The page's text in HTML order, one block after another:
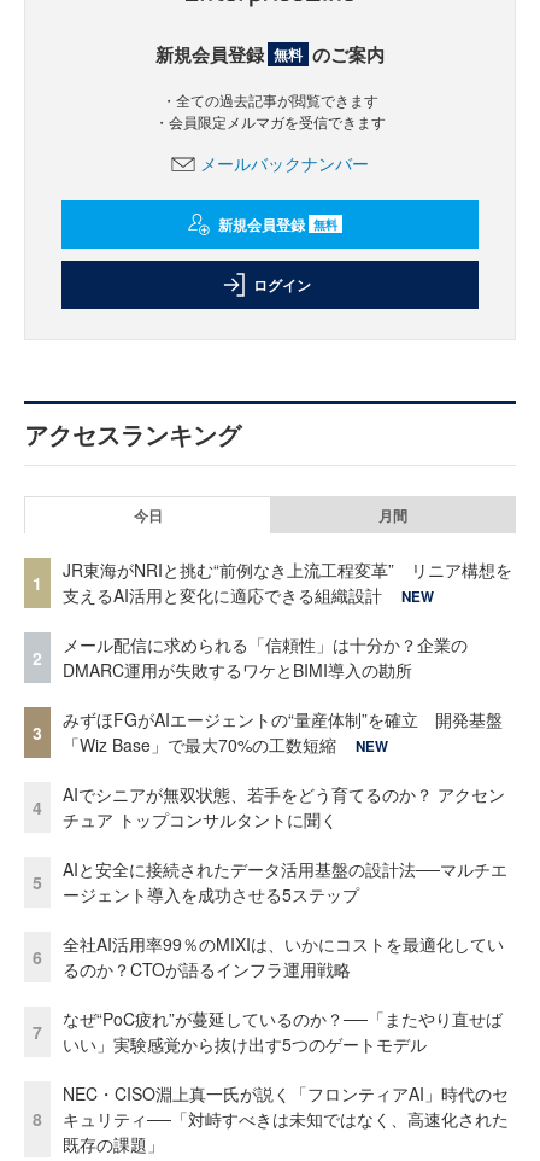
新規会員登録 無料 のご案内
・全ての過去記事が閲覧できます
・会員限定メルマガを受信できます
メールバックナンバー
新規会員登録 無料
ログイン
アクセスランキング
今日 月間
1
JR東海がNRIと挑む“前例なき上流工程変革” リニア構想を
支えるAI活用と変化に適応できる組織設計
NEW
2
メール配信に求められる「信頼性」は十分か？企業の
DMARC運用が失敗するワケとBIMI導入の勘所
3
みずほFGがAIエージェントの“量産体制”を確立 開発基盤
「Wiz Base」で最大70%の工数短縮
NEW
4
AIでシニアが無双状態、若手をどう育てるのか？ アクセン
チュア トップコンサルタントに聞く
5
AIと安全に接続されたデータ活用基盤の設計法──マルチエ
ージェント導入を成功させる5ステップ
6
全社AI活用率99％のMIXIは、いかにコストを最適化してい
るのか？CTOが語るインフラ運用戦略
7
なぜ“PoC疲れ”が蔓延しているのか？──「またやり直せば
いい」実験感覚から抜け出す5つのゲートモデル
8
NEC・CISO淵上真一氏が説く「フロンティアAI」時代のセ
キュリティ──「対峙すべきは未知ではなく、高速化された
既存の課題」